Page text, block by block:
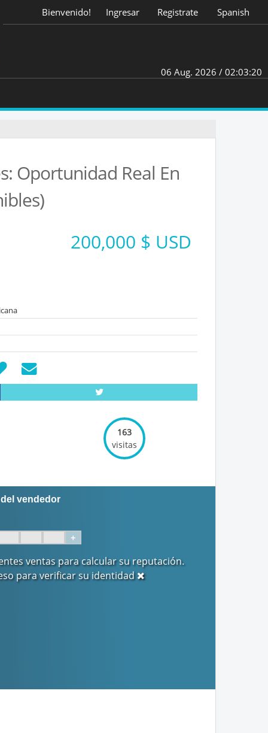
Bienvenido! Ingresar Registrate Spanish
06 Aug. 2026 / 02:03:21
Oportunidad Real En
200,000 $ USD
163
visitas
vendedor
+
ventas para calcular su reputación.
para verificar su identidad